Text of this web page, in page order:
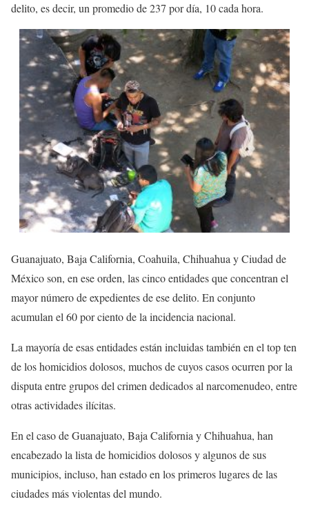
delito, es decir, un promedio de 237 por día, 10 cada hora.
Guanajuato, Baja California, Coahuila, Chihuahua y Ciudad de
México son, en ese orden, las cinco entidades que concentran el
mayor número de expedientes de ese delito. En conjunto
acumulan el 60 por ciento de la incidencia nacional.
La mayoría de esas entidades están incluidas también en el top ten
de los homicidios dolosos, muchos de cuyos casos ocurren por la
disputa entre grupos del crimen dedicados al narcomenudeo, entre
otras actividades ilícitas.
En el caso de Guanajuato, Baja California y Chihuahua, han
encabezado la lista de homicidios dolosos y algunos de sus
municipios, incluso, han estado en los primeros lugares de las
ciudades más violentas del mundo.